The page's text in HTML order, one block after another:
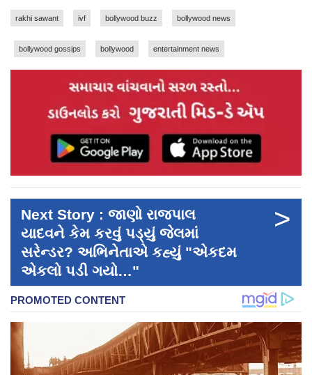
rakhi sawant ivf bollywood buzz bollywood news
bollywood gossips bollywood entertainment news
Next Story : જાણો રાજપાલ
યાદવને કેમ કરવું પડ્યું જેલમાં
સરેન્ડર? અભિનેતાએ કહ્યું "એકદમ
એકલો પડી ગયો…"
>